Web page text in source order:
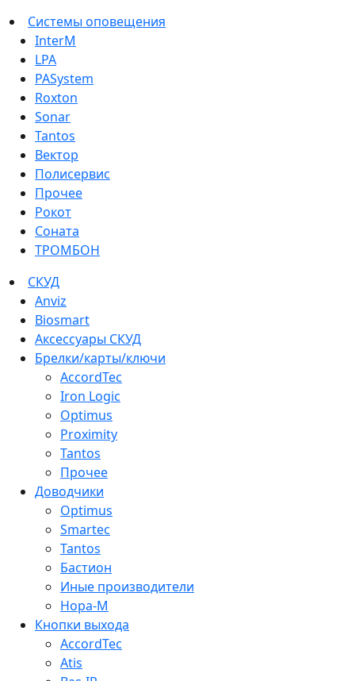
Системы оповещения
InterM
LPA
PASystem
Roxton
Sonar
Tantos
Вектор
Полисервис
Прочее
Рокот
Соната
ТРОМБОН
СКУД
Anviz
Biosmart
Аксессуары СКУД
Брелки/карты/ключи
AccordTec
Iron Logic
Optimus
Proximity
Tantos
Прочее
Доводчики
Optimus
Smartec
Tantos
Бастион
Иные производители
Нора-М
Кнопки выхода
AccordTec
Atis